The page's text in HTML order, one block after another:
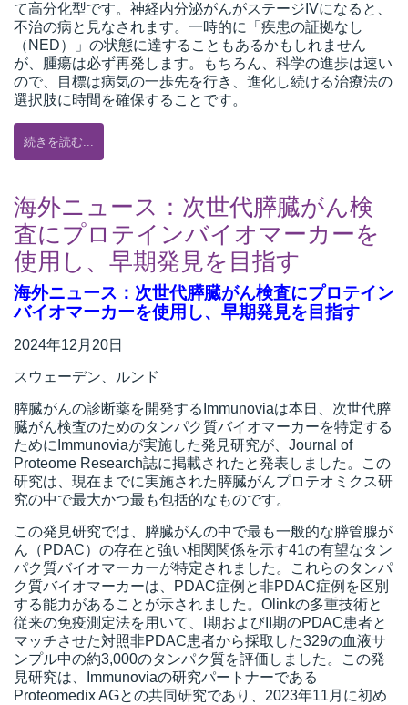
て高分化型です。神経内分泌がんがステージIVになると、
不治の病と見なされます。一時的に「疾患の証拠なし
（NED）」の状態に達することもあるかもしれません
が、腫瘍は必ず再発します。もちろん、科学の進歩は速い
ので、目標は病気の一歩先を行き、進化し続ける治療法の
選択肢に時間を確保することです。
続きを読む...
海外ニュース：次世代膵臓がん検
査にプロテインバイオマーカーを
使用し、早期発見を目指す
海外ニュース：次世代膵臓がん検査にプロテイン
バイオマーカーを使用し、早期発見を目指す
2024年12月20日
スウェーデン、ルンド
膵臓がんの診断薬を開発するImmunoviaは本日、次世代膵
臓がん検査のためのタンパク質バイオマーカーを特定する
ためにImmunoviaが実施した発見研究が、Journal of
Proteome Research誌に掲載されたと発表しました。この
研究は、現在までに実施された膵臓がんプロテオミクス研
究の中で最大かつ最も包括的なものです。
この発見研究では、膵臓がんの中で最も一般的な膵管腺が
ん（PDAC）の存在と強い相関関係を示す41の有望なタン
パク質バイオマーカーが特定されました。これらのタンパ
ク質バイオマーカーは、PDAC症例と非PDAC症例を区別
する能力があることが示されました。Olinkの多重技術と
従来の免疫測定法を用いて、I期およびII期のPDAC患者と
マッチさせた対照非PDAC患者から採取した329の血液サ
ンプル中の約3,000のタンパク質を評価しました。この発
見研究は、Immunoviaの研究パートナーである
Proteomedix AGとの共同研究であり、2023年11月に初め